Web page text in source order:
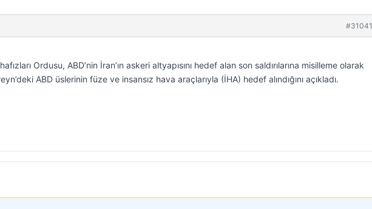
#31041
Ordusu, ABD’nin İran’ın askeri altyapısını hedef alan son saldırılarına misilleme olarak
ABD üslerinin füze ve insansız hava araçlarıyla (İHA) hedef alındığını açıkladı.